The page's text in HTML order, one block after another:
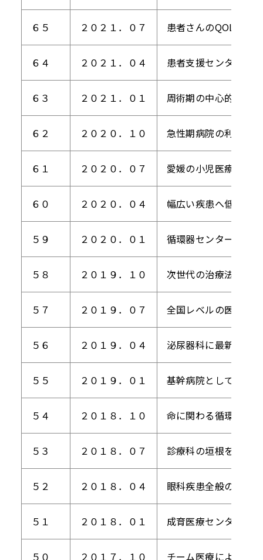
６５ ２０２１．０７ 患者さんのQOLを向
６４ ２０２１．０４ 患者支援センターの
６３ ２０２１．０１ 周術期の中心的な役
６２ ２０２０．１０ 急性期病院の利点を
６１ ２０２０．０７ 愛媛の小児医療の中
６０ ２０２０．０４ 幅広い疾患へ低侵襲
５９ ２０２０．０１ 循環器センター ハー
５８ ２０１９．１０ 次世代の治療法を切
５７ ２０１９．０７ 全国レベルの医療を
５６ ２０１９．０４ 泌尿器科に最新の手
５５ ２０１９．０１ 基幹病院としての役
５４ ２０１８．１０ 命に関わる循環器疾
５３ ２０１８．０７ 診療科の垣根を超え
５２ ２０１８．０４ 眼科疾患全般の急性
５１ ２０１８．０１ 成育医療センターの
５０ ２０１７．１０ チーム医療による包